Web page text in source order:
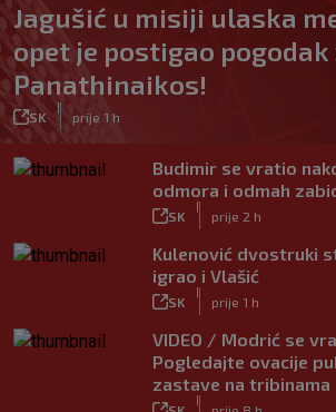
Jagušić u misiji ulaska
opet je postigao pogodak
Panathinaikos!
SK prije 1 h
Budimir se vratio
odmora i odmah
SK prije 2 h
Kulenović dvostruki
igrao i Vlašić
SK prije 1 h
VIDEO / Modrić se
Pogledajte ovacije
zastave na tribinama